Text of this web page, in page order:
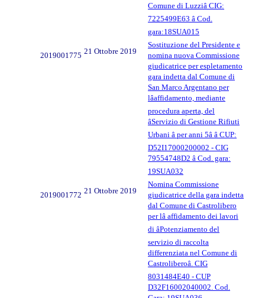
Comune di Luzziâ CIG:
7225499E63 â Cod.
gara:18SUA015
2019001775 21 Ottobre 2019
Sostituzione del Presidente e
nomina nuova Commissione
giudicatrice per espletamento
gara indetta dal Comune di
San Marco Argentano per
lâaffidamento, mediante
procedura aperta, del
âServizio di Gestione Rifiuti
Urbani â per anni 5â â CUP:
D52I17000200002 - CIG
79554748D2 â Cod. gara:
19SUA032
2019001772 21 Ottobre 2019
Nomina Commissione
giudicatrice della gara indetta
dal Comune di Castrolibero
per lâ affidamento dei lavori
di âPotenziamento del
servizio di raccolta
differenziata nel Comune di
Castroliberoâ. CIG
8031484E40 - CUP
D32F16002040002. Cod.